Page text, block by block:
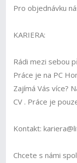
Pro objednávku
KARIERA:
Rádi mezi sebou
Práce je na PC
Zajímá Vás více?
CV . Práce je
Kontakt:
Chcete s námi